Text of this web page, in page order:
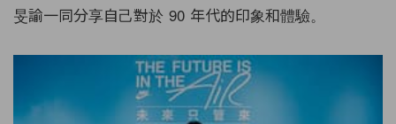
旻諭一同分享自己對於 90 年代的印象和體驗。